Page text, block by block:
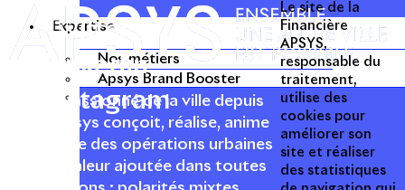
Expertise
Nos métiers
Apsys Brand Booster
Acteur passionné de la ville depuis
1996, Apsys conçoit, réalise, anime
et valorise des opérations urbaines
à forte valeur ajoutée dans toutes
Twitter
Linkedin
Instagram
Le site de la
Financière
APSYS,
responsable du
traitement,
utilise des
cookies pour
améliorer son
site et réaliser
des statistiques